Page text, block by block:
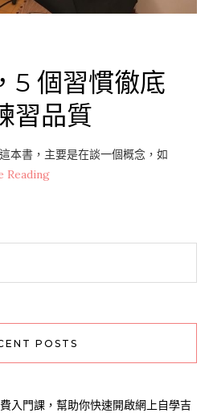
5 個習慣徹底
習品質
本書，主要是在談一個概念，如
Reading
POSTS
入門課，幫助你快速開啟網上自學吉